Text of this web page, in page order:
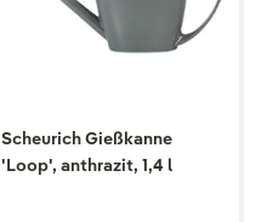
Scheurich Gießkanne
'Loop', anthrazit, 1,4 l